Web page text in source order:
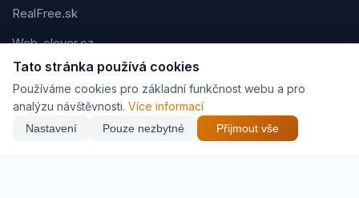
RealFree.sk
Web-clever.cz
Kvízov.cz
Karavaning.net
CVčko.eu
Tato stránka používá cookies
Používáme cookies pro základní funkčnost webu a pro
analýzu návštěvnosti. Více informací
Nastavení Pouze nezbytné Přijmout vše